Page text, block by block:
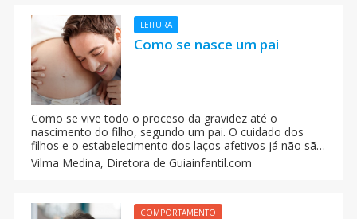
perfeitamente.
LEITURA
Como se nasce um pai
Como se vive todo o proceso da gravidez até o
nascimento do filho, segundo um pai. O cuidado dos
filhos e o estabelecimento dos laços afetivos já não são
uma tarefa exclusiva das mamães. Os pais têm muito
que dizer nesse sentido, inclusive já têm alguns mais
responsabilidades.
Vilma Medina, Diretora de Guiainfantil.com
COMPORTAMENTO